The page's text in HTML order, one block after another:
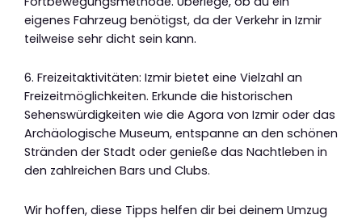
eigenes Fahrzeug benötigst, da der Verkehr in Izmir
teilweise sehr dicht sein kann.
6. Freizeitaktivitäten: Izmir bietet eine Vielzahl an
Freizeitmöglichkeiten. Erkunde die historischen
Sehenswürdigkeiten wie die Agora von Izmir oder das
Archäologische Museum, entspanne an den schönen
Stränden der Stadt oder genieße das Nachtleben in
den zahlreichen Bars und Clubs.
Wir hoffen, diese Tipps helfen dir bei deinem Umzug